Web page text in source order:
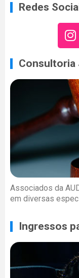
Redes
Consultoria
Associados da
em diversas
Ingressos